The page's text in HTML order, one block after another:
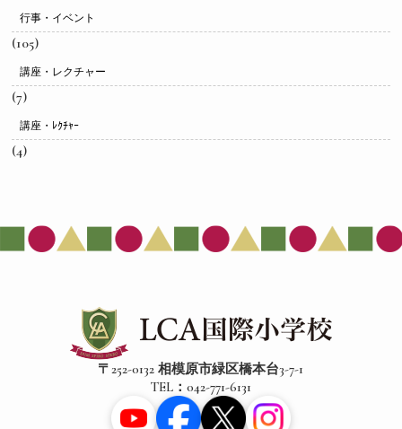
行事・イベント
(105)
講座・レクチャー
(7)
講座・ﾚｸﾁｬｰ
(4)
〒252-0132 相模原市緑区橋本台3-7-1
TEL：042-771-6131